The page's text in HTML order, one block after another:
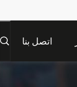
اتصل بنا